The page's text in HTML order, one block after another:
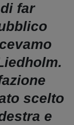
far
scelto
e